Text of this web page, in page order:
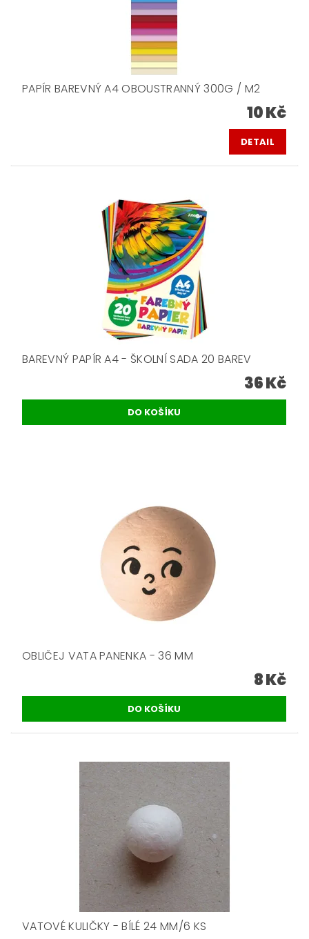
PAPÍR BAREVNÝ A4 OBOUSTRANNÝ 300G / M2
10 Kč
DETAIL
BAREVNÝ PAPÍR A4 - ŠKOLNÍ SADA 20 BAREV
36 Kč
OBLIČEJ VATA PANENKA - 36 MM
8 Kč
VATOVÉ KULIČKY - BÍLÉ 24 MM/6 KS